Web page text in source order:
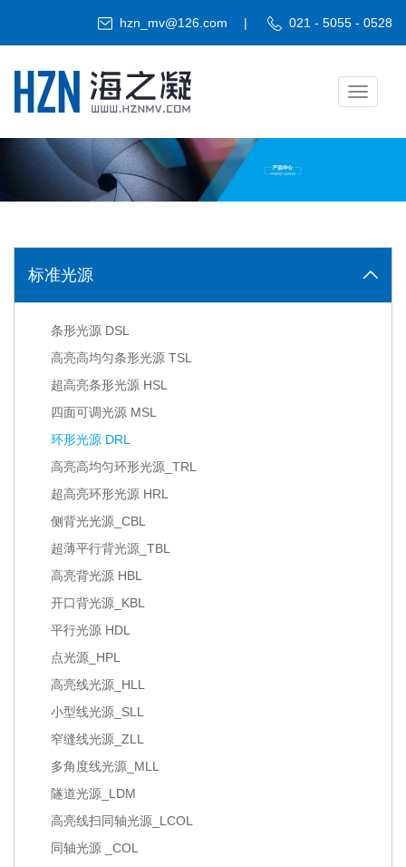
hzn_mv@126.com | 021 - 5055 - 0528
Toggle
标准光源
条形光源 DSL
高亮高均匀条形光源 TSL
超高亮条形光源 HSL
四面可调光源 MSL
环形光源 DRL
高亮高均匀环形光源_TRL
超高亮环形光源 HRL
侧背光光源_CBL
超薄平行背光源_TBL
高亮背光源 HBL
开口背光源_KBL
平行光源 HDL
点光源_HPL
高亮线光源_HLL
小型线光源_SLL
窄缝线光源_ZLL
多角度线光源_MLL
隧道光源_LDM
高亮线扫同轴光源_LCOL
同轴光源 _COL